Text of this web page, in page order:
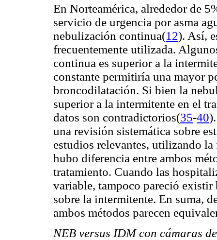
En Norteamérica, alrededor de
servicio de urgencia por asma
nebulización continua(12). Así,
frecuentemente utilizada.
continua es superior a la
constante permitiría una mayor
broncodilatación. Si bien la
superior a la intermitente en el
datos son contradictorios(35-40
una revisión sistemática sobre
estudios relevantes, utilizando
hubo diferencia entre ambos
tratamiento. Cuando las
variable, tampoco pareció
sobre la intermitente. En suma,
ambos métodos parecen
NEB versus IDM con cámaras